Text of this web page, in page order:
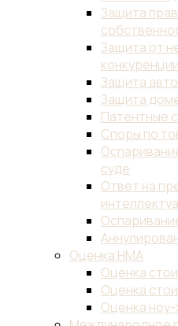
Защита
Защита от
конкуренции
Защита
Защита
Патентные
Споры по
суде
Ответ на
Оценка НМА
Оценка
Оценка
Оценка ноу-